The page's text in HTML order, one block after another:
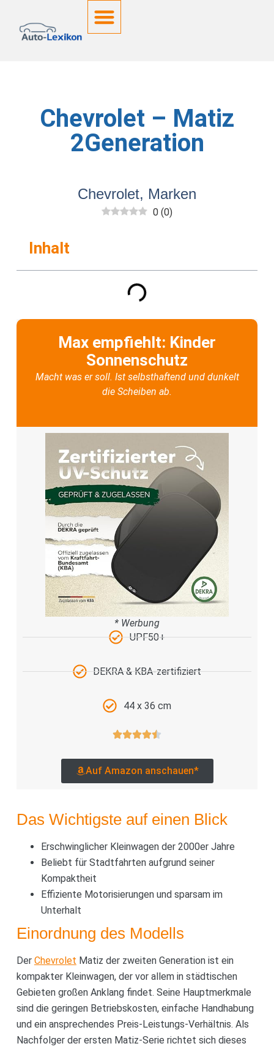
Chevrolet – Matiz
2Generation
Chevrolet, Marken
0 (0)
Inhalt
Max empfiehlt: Kinder
Sonnenschutz
Macht was er soll. Ist selbsthaftend und dunkelt
die Scheiben ab.
* Werbung
UPF50+
DEKRA & KBA-zertifiziert
44 x 36 cm
Auf Amazon anschauen*
Das Wichtigste auf einen Blick
Erschwinglicher Kleinwagen der 2000er Jahre
Beliebt für Stadtfahrten aufgrund seiner
Kompaktheit
Effiziente Motorisierungen und sparsam im
Unterhalt
Einordnung des Modells
Der Chevrolet Matiz der zweiten Generation ist ein
kompakter Kleinwagen, der vor allem in städtischen
Gebieten großen Anklang findet. Seine Hauptmerkmale
sind die geringen Betriebskosten, einfache Handhabung
und ein ansprechendes Preis-Leistungs-Verhältnis. Als
Nachfolger der ersten Matiz-Serie richtet sich dieses